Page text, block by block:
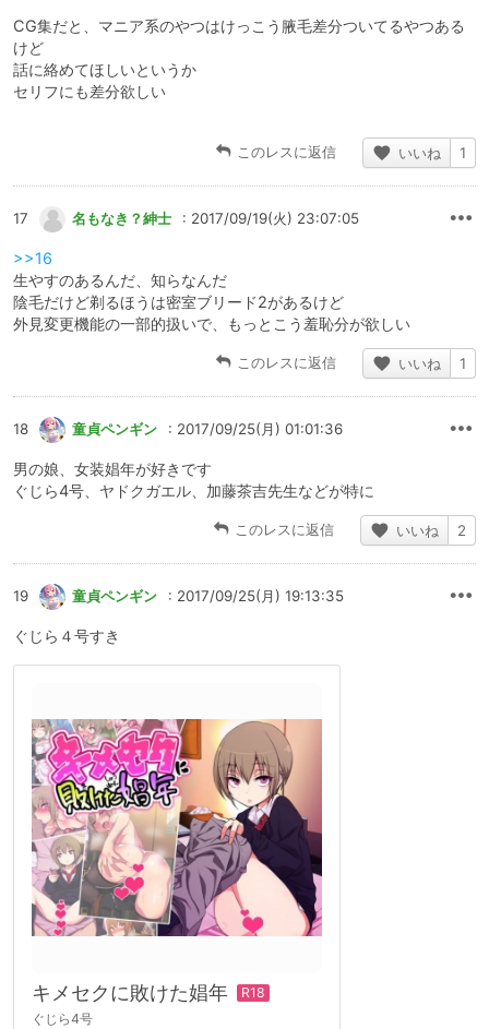
CG集だと、マニア系のやつはけっこう腋毛差分ついてるやつある
けど
話に絡めてほしいというか
セリフにも差分欲しい
このレスに返信 いいね 1
17 名もなき？紳士 : 2017/09/19(火) 23:07:05
>>16
生やすのあるんだ、知らなんだ
陰毛だけど剃るほうは密室ブリード2があるけど
外見変更機能の一部的扱いで、もっとこう羞恥分が欲しい
このレスに返信 いいね 1
18 童貞ペンギン : 2017/09/25(月) 01:01:36
男の娘、女装娼年が好きです
ぐじら4号、ヤドクガエル、加藤茶吉先生などが特に
このレスに返信 いいね 2
19 童貞ペンギン : 2017/09/25(月) 19:13:35
ぐじら４号すき
キメセクに敗けた娼年
ぐじら4号